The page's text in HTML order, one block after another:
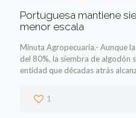
Portuguesa mantiene
menor escala
Minuta Agropecuaria.- Aunque
del 80%, la siembra de algodón
entidad que décadas atrás
1